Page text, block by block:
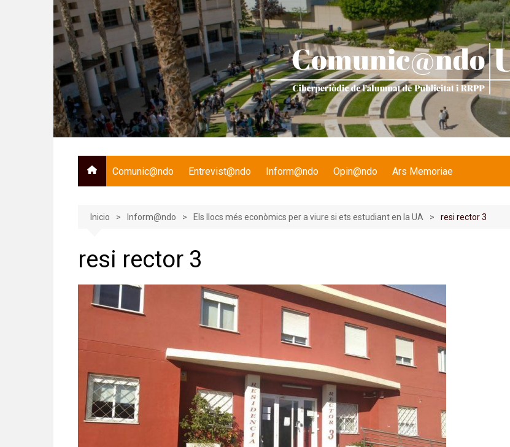
Comunic@ndo Entrevist@ndo Inform@ndo Opin@ndo Ars Memoriae
Inicio Inform@ndo Els llocs més econòmics per a viure si ets estudiant en la UA resi rector 3
resi rector 3